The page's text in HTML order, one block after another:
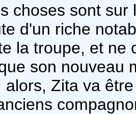
choses sont
d'un riche
la troupe, et ne
son nouveau
alors, Zita va